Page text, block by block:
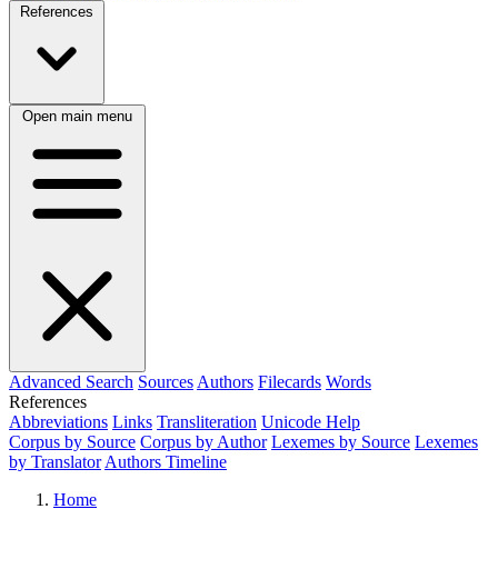
References
Open main menu
Advanced Search Sources Authors Filecards Words
References
Abbreviations Links Transliteration Unicode Help
Corpus by Source Corpus by Author Lexemes by Source Lexemes
by Translator Authors Timeline
Home